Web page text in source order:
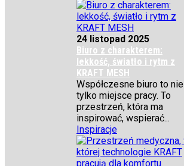
24 listopad 2025
Biuro z charakterem:
lekkość, światło i rytm z
KRAFT MESH
Współczesne biuro to nie
tylko miejsce pracy. To
przestrzeń, która ma
inspirować, wspierać...
Inspiracje